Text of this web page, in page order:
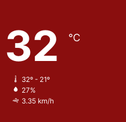
32 ℃
32º - 21º
27%
3.35 km/h